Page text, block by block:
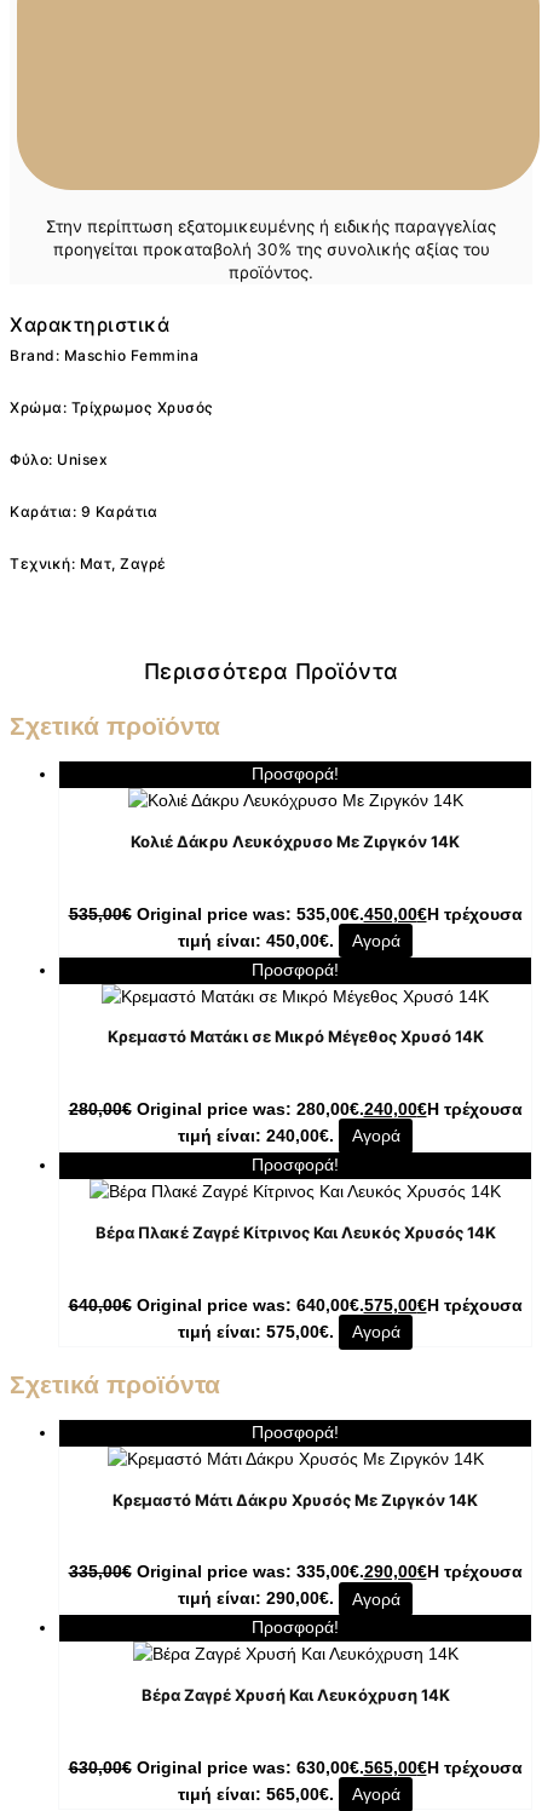
Στην περίπτωση εξατομικευμένης ή ειδικής παραγγελίας
προηγείται προκαταβολή 30% της συνολικής αξίας του
προϊόντος.
Χαρακτηριστικά
Brand: Maschio Femmina
Χρώμα: Τρίχρωμος Χρυσός
Φύλο: Unisex
Καράτια: 9 Καράτια
Τεχνική: Ματ, Ζαγρέ
Περισσότερα Προϊόντα
Σχετικά προϊόντα
Προσφορά!
Κολιέ Δάκρυ Λευκόχρυσο Με Ζιργκόν 14K
535,00€ Original price was: 535,00€.450,00€Η τρέχουσα
τιμή είναι: 450,00€.
Αγορά
Προσφορά!
Κρεμαστό Ματάκι σε Μικρό Μέγεθος Χρυσό 14K
280,00€ Original price was: 280,00€.240,00€Η τρέχουσα
τιμή είναι: 240,00€.
Αγορά
Προσφορά!
Βέρα Πλακέ Ζαγρέ Κίτρινος Και Λευκός Χρυσός 14Κ
640,00€ Original price was: 640,00€.575,00€Η τρέχουσα
τιμή είναι: 575,00€.
Αγορά
Σχετικά προϊόντα
Προσφορά!
Κρεμαστό Μάτι Δάκρυ Χρυσός Με Ζιργκόν 14K
335,00€ Original price was: 335,00€.290,00€Η τρέχουσα
τιμή είναι: 290,00€.
Αγορά
Προσφορά!
Βέρα Ζαγρέ Χρυσή Και Λευκόχρυση 14Κ
630,00€ Original price was: 630,00€.565,00€Η τρέχουσα
τιμή είναι: 565,00€.
Αγορά